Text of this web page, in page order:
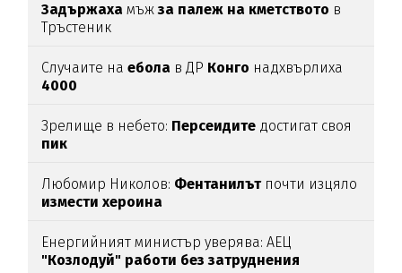
Задържаха мъжза палеж на кметството в
Тръстеник
Случаите наебола в ДР Конго надхвърлиха
4000
Зрелище в небето: Персеидите достигат своя
пик
Любомир Николов: Фентанилътпочти изцяло
измести хероина
Енергийният министър уверява: АЕЦ
"Козлодуй" работи без затруднения